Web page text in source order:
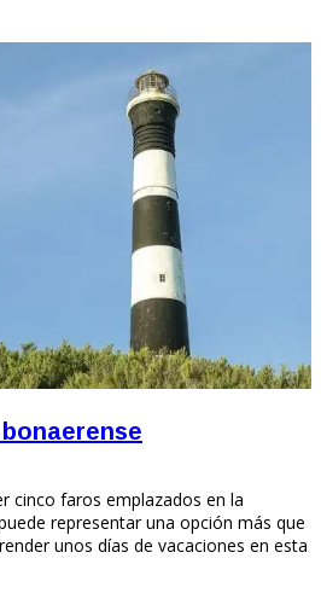
cinco faros emplazados en la
representar una opción más que
unos días de vacaciones en esta